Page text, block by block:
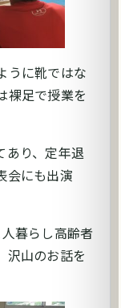
うに靴ではな
裸足で授業を
あり、定年退
会にも出演
暮らし高齢者
沢山のお話を